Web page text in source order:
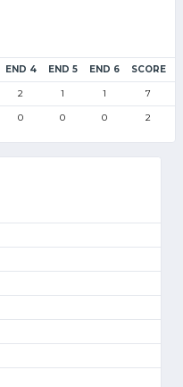
END 4 END 5 END 6 SCORE
2 1 1 7
0 0 0 2